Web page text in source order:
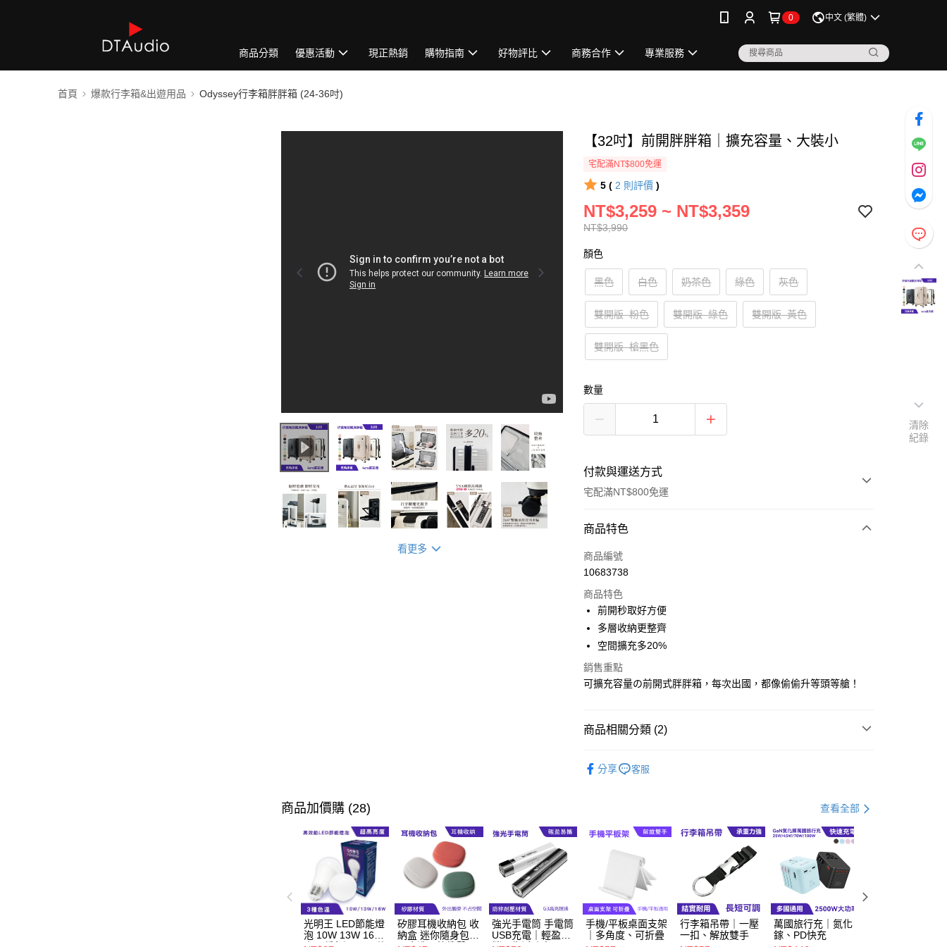
0 中文 (繁體)
商品分類 優惠活動 現正熱銷 購物指南 好物評比 商務合作 專業服務
首頁 爆款行李箱&出遊用品 Odyssey行李箱胖胖箱 (24-36吋)
看更多
【32吋】前開胖胖箱｜擴充容量、大裝小
宅配滿NT$800免運
5 ( 2 則評價 )
NT$3,990
NT$3,259 ~ NT$3,359
顏色
黑色 白色 奶茶色 綠色 灰色
雙開版–粉色 雙開版–綠色 雙開版–黃色
雙開版–槍黑色
數量
付款與運送方式
宅配滿NT$800免運
付款方式
信用卡一次付款
Apple Pay
街口支付
Google Pay
商品特色
商品編號
10683738
商品特色
前開秒取好方便
多層收納更整齊
空間擴充多20%
銷售重點
可擴充容量の前開式胖胖箱，每次出國，都像偷偷升等頭等艙！
商品相關分類 (2)
分享 客服
商品加價購 (28) 查看全部
光明王 LED節能燈
泡 10W 13W 16W
矽膠耳機收納包 收
納盒 迷你隨身包｜
強光手電筒 手電筒
USB充電｜輕盈易
手機/平板桌面支架
｜多角度、可折疊
行李箱吊帶｜一壓
一扣、解放雙手
萬國旅行充｜氮化
鎵、PD快充
清除
紀錄